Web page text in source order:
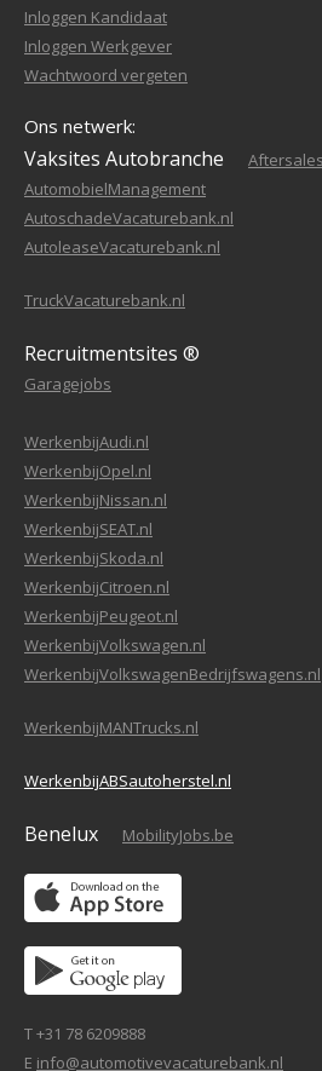
Inloggen Kandidaat
Inloggen Werkgever
Wachtwoord vergeten
Ons netwerk:
Vaksites Autobranche
AutomobielManagement
AutoschadeVacaturebank.nl
AutoleaseVacaturebank.nl
TruckVacaturebank.nl
Recruitmentsites ®
Garagejobs
WerkenbijAudi.nl
WerkenbijOpel.nl
WerkenbijNissan.nl
WerkenbijSEAT.nl
WerkenbijSkoda.nl
WerkenbijCitroen.nl
WerkenbijPeugeot.nl
WerkenbijVolkswagen.nl
WerkenbijVolkswagenBedrijfswagens.nl
WerkenbijMANTrucks.nl
WerkenbijABSautoherstel.nl
Benelux MobilityJobs.be
T +31 78 6209888
E info@automotivevacaturebank.nl